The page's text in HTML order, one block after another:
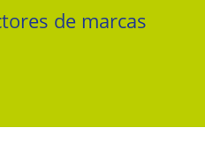
de marcas